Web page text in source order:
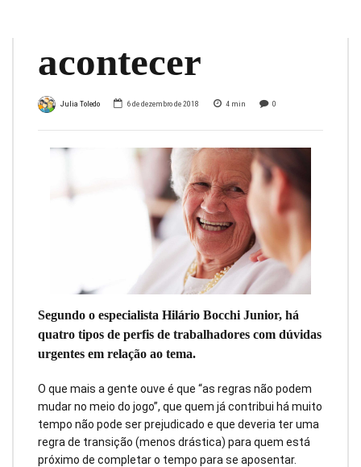
acontecer
Julia Toledo 6 de dezembro de 2018 4 min 0
Segundo o especialista Hilário Bocchi Junior, há
quatro tipos de perfis de trabalhadores com dúvidas
urgentes em relação ao tema.
O que mais a gente ouve é que “as regras não podem
mudar no meio do jogo”, que quem já contribui há muito
tempo não pode ser prejudicado e que deveria ter uma
regra de transição (menos drástica) para quem está
próximo de completar o tempo para se aposentar.